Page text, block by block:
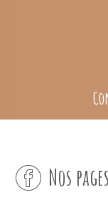
Nos